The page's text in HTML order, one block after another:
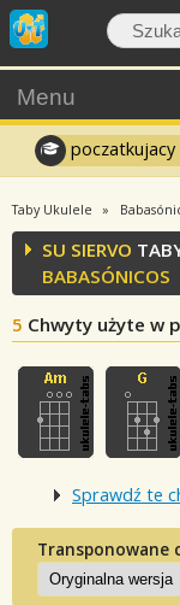
Menu
poczatkujacy
Taby Ukulele
SU SIERVO
BABASÓNICOS
5 Chwyty użyte w
Sprawdź te
Transponowane